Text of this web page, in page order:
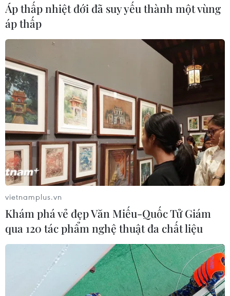
Áp thấp nhiệt đới đã suy yếu thành một vùng
áp thấp
vietnamplus.vn
Khám phá vẻ đẹp Văn Miếu-Quốc Tử Giám
qua 120 tác phẩm nghệ thuật đa chất liệu